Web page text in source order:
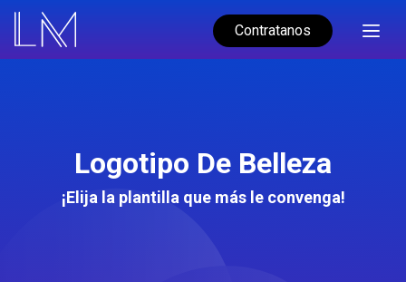
Contratanos
Logotipo De Belleza
¡Elija la plantilla que más le convenga!